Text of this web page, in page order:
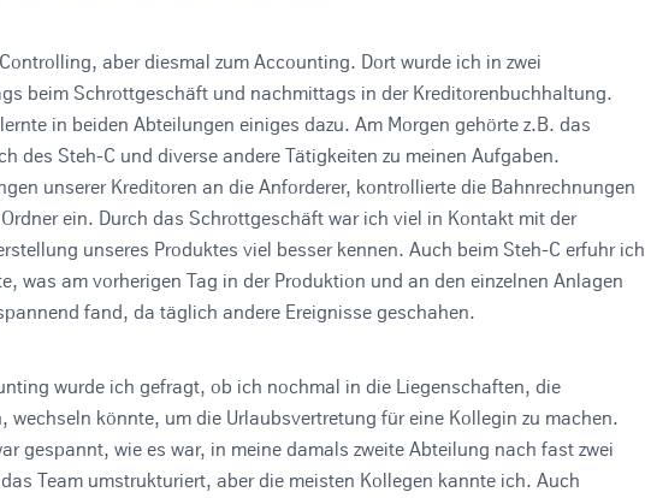
aber diesmal zum Accounting. Dort wurde ich in zwei
beim Schrottgeschäft und nachmittags in der Kreditorenbuchhaltung.
in beiden Abteilungen einiges dazu. Am Morgen gehörte z.B. das
des Steh-C und diverse andere Tätigkeiten zu meinen Aufgaben.
unserer Kreditoren an die Anforderer, kontrollierte die Bahnrechnungen
ein. Durch das Schrottgeschäft war ich viel in Kontakt mit der
unseres Produktes viel besser kennen. Auch beim Steh-C erfuhr ich
was am vorherigen Tag in der Produktion und an den einzelnen Anlagen
fand, da täglich andere Ereignisse geschahen.
wurde ich gefragt, ob ich nochmal in die Liegenschaften, die
wechseln könnte, um die Urlaubsvertretung für eine Kollegin zu machen.
gespannt, wie es war, in meine damals zweite Abteilung nach fast zwei
Team umstrukturiert, aber die meisten Kollegen kannte ich. Auch